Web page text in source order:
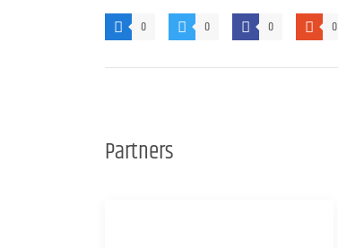
0 0 0 0
Partners